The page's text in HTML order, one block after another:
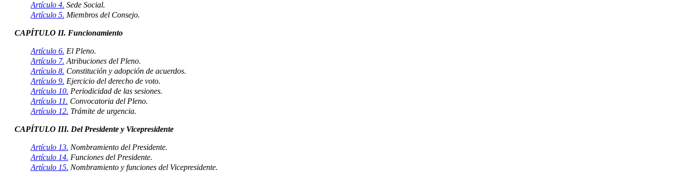
Artículo 4. Sede Social.
Artículo 5. Miembros del Consejo.
CAPÍTULO II. Funcionamiento
Artículo 6. El Pleno.
Artículo 7. Atribuciones del Pleno.
Artículo 8. Constitución y adopción de acuerdos.
Artículo 9. Ejercicio del derecho de voto.
Artículo 10. Periodicidad de las sesiones.
Artículo 11. Convocatoria del Pleno.
Artículo 12. Trámite de urgencia.
CAPÍTULO III. Del Presidente y Vicepresidente
Artículo 13. Nombramiento del Presidente.
Artículo 14. Funciones del Presidente.
Artículo 15. Nombramiento y funciones del Vicepresidente.